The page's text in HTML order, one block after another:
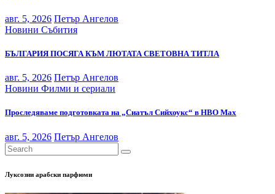
авг. 5, 2026 Петър Ангелов
Новини Събития
БЪЛГАРИЯ ПОСЯГА КЪМ ЛЮТАТА СВЕТОВНА ТИТЛА
авг. 5, 2026 Петър Ангелов
Новини Филми и сериали
Проследяваме подготовката на „Сиатъл Сийхоукс“ в HBO Max
авг. 5, 2026 Петър Ангелов
Луксозни арабски парфюми